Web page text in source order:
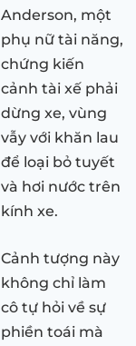
Anderson, một
phụ nữ tài năng,
chứng kiến
cảnh tài xế phải
dừng xe, vùng
vẫy với khăn lau
để loại bỏ tuyết
và hơi nước trên
kính xe.
Cảnh tượng này
không chỉ làm
cô tự hỏi về sự
phiền toái mà